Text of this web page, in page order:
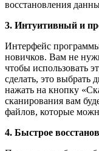
восстановления
3. Интуитивный и
Интерфейс
новичков. Вам не
чтобы использовать
сделать, это выбрать
нажать на кнопку
сканирования вам
файлов, которые
4. Быстрое